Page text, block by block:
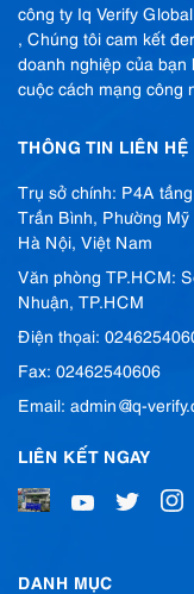
công ty Iq Verify
, Chúng tôi cam kết
doanh nghiệp của
cuộc cách mạng công
THÔNG TIN LIÊN HỆ
Trụ sở chính: P4A
Trần Bình, Phường
Hà Nội, Việt Nam
Văn phòng TP.HCM:
Nhuận, TP.HCM
Điện thọai:
Fax: 02462540606
Email: admin@iq-
LIÊN KẾT NGAY
DANH MỤC